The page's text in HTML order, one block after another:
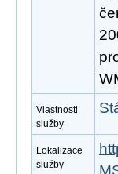
Vlastnosti
služby
Lokalizace
služby